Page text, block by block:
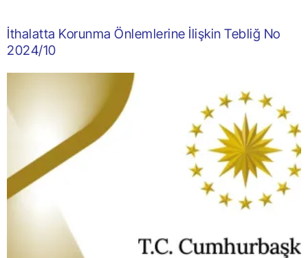
İthalatta Korunma Önlemlerine İlişkin Tebliğ No
2024/10